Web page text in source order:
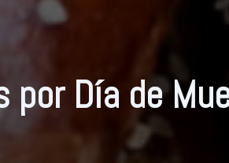
por Día de